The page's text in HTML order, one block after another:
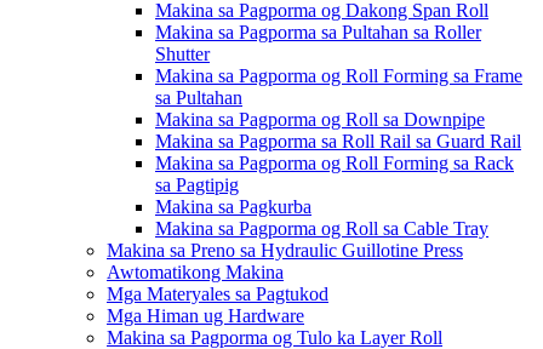
Makina sa Pagporma og Dakong Span Roll
Makina sa Pagporma sa Pultahan sa Roller
Shutter
Makina sa Pagporma og Roll Forming sa Frame
sa Pultahan
Makina sa Pagporma og Roll sa Downpipe
Makina sa Pagporma sa Roll Rail sa Guard Rail
Makina sa Pagporma og Roll Forming sa Rack
sa Pagtipig
Makina sa Pagkurba
Makina sa Pagporma og Roll sa Cable Tray
Makina sa Preno sa Hydraulic Guillotine Press
Awtomatikong Makina
Mga Materyales sa Pagtukod
Mga Himan ug Hardware
Makina sa Pagporma og Tulo ka Layer Roll